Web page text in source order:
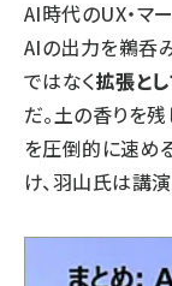
AI時代のUX・マ
AIの出力を鵜呑
ではなく拡張と
だ。土の香りを
を圧倒的に速め
け、羽山氏は講演